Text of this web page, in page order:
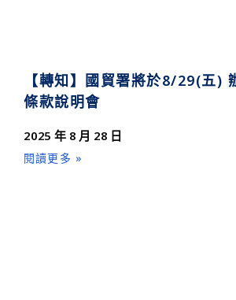
【轉知】國貿署將於8/29(五)
條款說明會
2025 年 8 月 28 日
閱讀更多 »